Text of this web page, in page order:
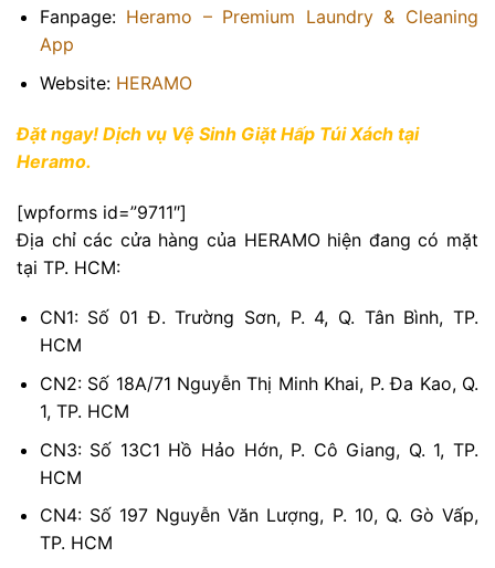
Fanpage: Heramo – Premium Laundry & Cleaning
App
Website: HERAMO
Đặt ngay! Dịch vụ Vệ Sinh Giặt Hấp Túi Xách tại
Heramo.
[wpforms id=”9711″]
Địa chỉ các cửa hàng của HERAMO hiện đang có mặt
tại TP. HCM:
CN1: Số 01 Đ. Trường Sơn, P. 4, Q. Tân Bình, TP.
HCM
CN2: Số 18A/71 Nguyễn Thị Minh Khai, P. Đa Kao, Q.
1, TP. HCM
CN3: Số 13C1 Hồ Hảo Hớn, P. Cô Giang, Q. 1, TP.
HCM
CN4: Số 197 Nguyễn Văn Lượng, P. 10, Q. Gò Vấp,
TP. HCM